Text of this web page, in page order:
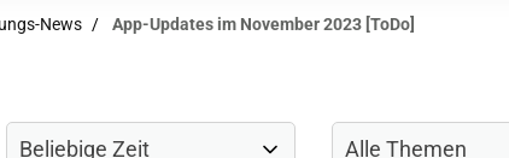
News App-Updates im November 2023 [ToDo]